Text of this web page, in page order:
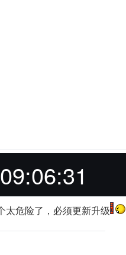
太危险了，必须更新升级